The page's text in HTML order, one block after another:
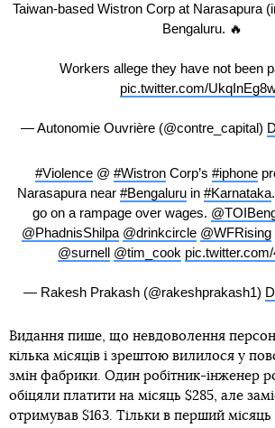
Taiwan-based Wistron Corp at Narasapura
Bengaluru. 🔥
Workers allege they have not been
pic.twitter.com/
— Autonomie Ouvrière (@contre_capital)
#Violence @ #Wistron Corp’s #iphone
Narasapura near #Bengaluruin #Karnataka.
go on a rampage over wages.
@PhadnisShilpa @drinkcircle @WFRising
@surnell @tim_cook
— Rakesh Prakash (@rakeshprakash1)
Видання пише, що невдоволення
кілька місяців і зрештою вилилося у
змін фабрики. Один робітник-інженер
обіцяли платити на місяць $285, але
отримував $163. Тільки в перший